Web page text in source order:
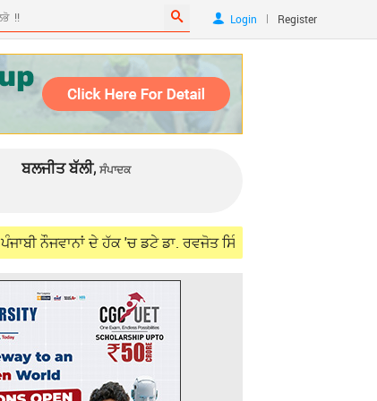
Login | Register
ਬਲਜੀਤ ਬੱਲੀ, ਸੰਪਾਦਕ
ਦੇ ਹੱਕ 'ਚ ਡਟੇ ਡਾ. ਰਵਜੋਤ ਸਿੰਘ, ਵਿਦੇਸ਼ ਮੰਤਰੀ ਜੈਸ਼ੰਕਰ ਨਾਲ